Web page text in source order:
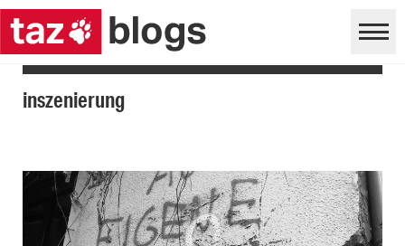
inszenierung